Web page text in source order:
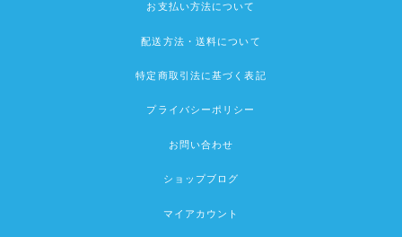
お支払い方法について
配送方法・送料について
特定商取引法に基づく表記
プライバシーポリシー
お問い合わせ
ショップブログ
マイアカウント